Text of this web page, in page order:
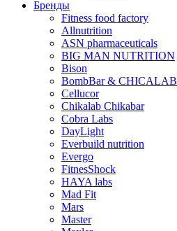
Бренды
Fitness food factory
Allnutrition
ASN pharmaceuticals
BIG MAN NUTRITION
Bison
BombBar & CHICALAB
Cellucor
Chikalab Chikabar
Cobra Labs
DayLight
Everbuild nutrition
Evergo
FitnesShock
HAYA labs
Mad Fit
Mars
Master